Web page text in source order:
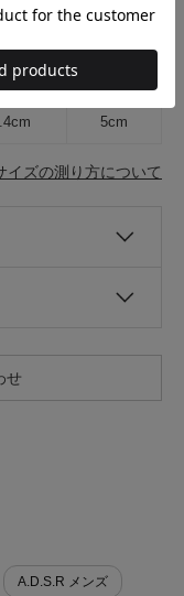
の高さ
5cm
イズの測り方について
せ
A.D.S.R メンズ